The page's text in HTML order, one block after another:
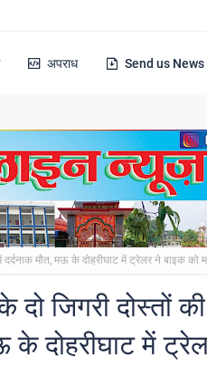
अपराध Send us News
मौत, मऊ के दोहरीघाट में ट्रेलर ने बाइक को
जिगरी दोस्तों की
के दोहरीघाट में